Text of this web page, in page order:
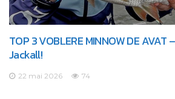
TOP 3 VOBLERE MINNOW DE
Jackall!
22 mai 2026 74